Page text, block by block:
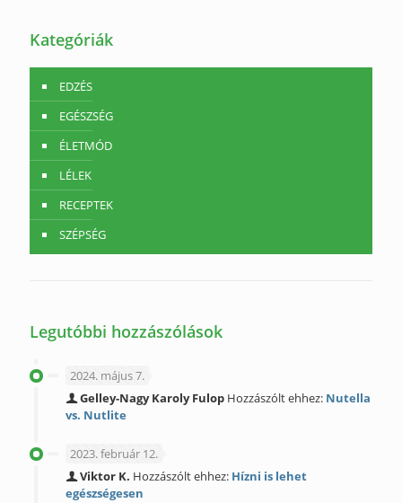
Kategóriák
EDZÉS
EGÉSZSÉG
ÉLETMÓD
LÉLEK
RECEPTEK
SZÉPSÉG
Legutóbbi hozzászólások
2024. május 7.
Gelley-Nagy Karoly Fulop Hozzászólt ehhez: Nutella
vs. Nutlite
2023. február 12.
Viktor K. Hozzászólt ehhez: Hízni is lehet
egészségesen